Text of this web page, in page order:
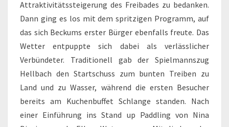
Attraktivitätssteigerung des Freibades zu bedanken.
Dann ging es los mit dem spritzigen Programm, auf
das sich Beckums erster Bürger ebenfalls freute. Das
Wetter entpuppte sich dabei als verlässlicher
Verbündeter. Traditionell gab der Spielmannszug
Hellbach den Startschuss zum bunten Treiben zu
Land und zu Wasser, während die ersten Besucher
bereits am Kuchenbuffet Schlange standen. Nach
einer Einführung ins Stand up Paddling von Nina